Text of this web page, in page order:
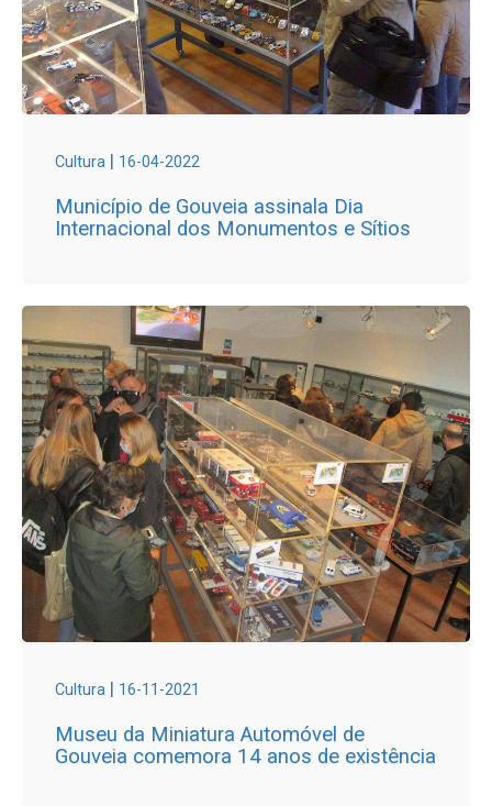
Cultura | 16-04-2022
Município de Gouveia assinala Dia
Internacional dos Monumentos e Sítios
Cultura | 16-11-2021
Museu da Miniatura Automóvel de
Gouveia comemora 14 anos de existência